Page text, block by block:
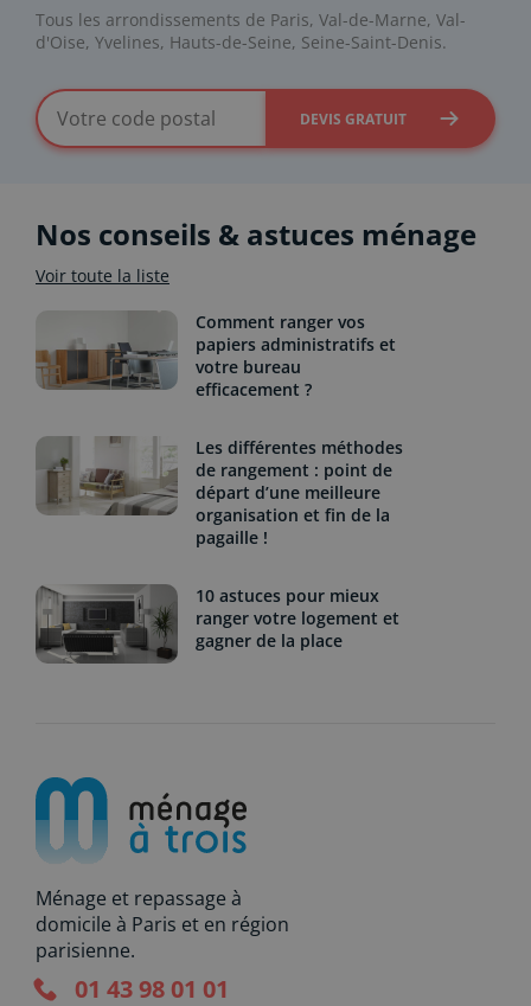
Tous les arrondissements de Paris, Val-de-Marne, Val-
d'Oise, Yvelines, Hauts-de-Seine, Seine-Saint-Denis.
DEVIS GRATUIT
Nos conseils & astuces ménage
Voir toute la liste
Comment ranger vos
papiers administratifs et
votre bureau
efficacement ?
Les différentes méthodes
de rangement : point de
départ d’une meilleure
organisation et fin de la
pagaille !
10 astuces pour mieux
ranger votre logement et
gagner de la place
Ménage et repassage à
domicile à Paris et en région
parisienne.
01 43 98 01 01